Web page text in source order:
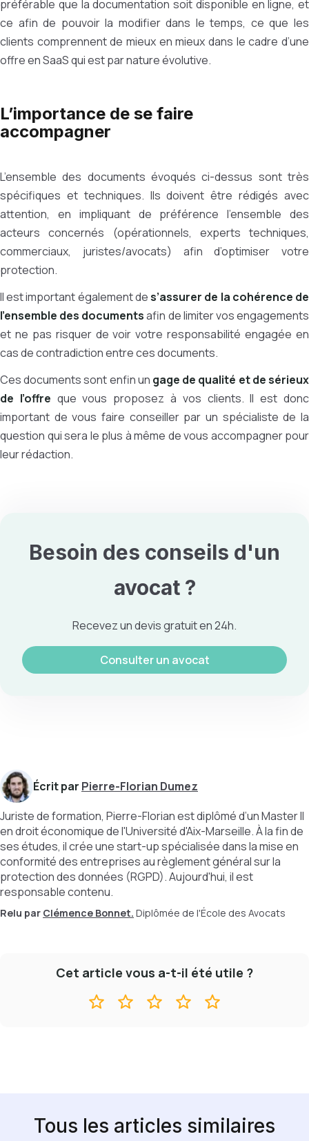
préférable que la documentation soit disponible en ligne, et
ce afin de pouvoir la modifier dans le temps, ce que les
clients comprennent de mieux en mieux dans le cadre d’une
offre en SaaS qui est par nature évolutive.
L’importance de se faire
accompagner
L’ensemble des documents évoqués ci-dessus sont très
spécifiques et techniques. Ils doivent être rédigés avec
attention, en impliquant de préférence l’ensemble des
acteurs concernés (opérationnels, experts techniques,
commerciaux, juristes/avocats) afin d’optimiser votre
protection.
Il est important également des’assurer de la cohérence de
l’ensemble des documentsafin de limiter vos engagements
et ne pas risquer de voir votre responsabilité engagée en
cas de contradiction entre ces documents.
Ces documents sont enfin un gage de qualité et de sérieux
de l’offre que vous proposez à vos clients. Il est donc
important de vous faire conseiller par un spécialiste de la
question qui sera le plus à même de vous accompagner pour
leur rédaction.
Besoin des conseils d'un
avocat ?
Recevez un devis gratuit en 24h.
Consulter un avocat
Écrit par Pierre-Florian Dumez
Juriste de formation, Pierre-Florian est diplômé d’un Master II
en droit économique de l'Université d'Aix-Marseille. À la fin de
ses études, il crée une start-up spécialisée dans la mise en
conformité des entreprises au règlement général sur la
protection des données (RGPD). Aujourd'hui, il est
responsable contenu.
Relu par Clémence Bonnet. Diplômée de l'École des Avocats
Cet article vous a-t-il été utile ?
Tous les articles similaires